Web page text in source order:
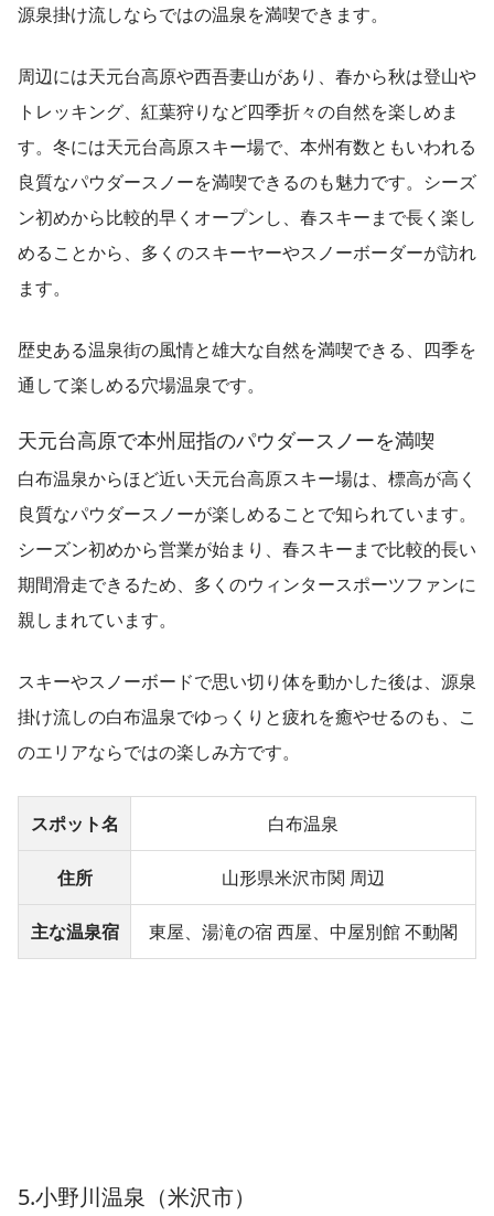
源泉掛け流しならではの温泉を満喫できます。
周辺には天元台高原や西吾妻山があり、春から秋は登山や
トレッキング、紅葉狩りなど四季折々の自然を楽しめま
す。冬には天元台高原スキー場で、本州有数ともいわれる
良質なパウダースノーを満喫できるのも魅力です。シーズ
ン初めから比較的早くオープンし、春スキーまで長く楽し
めることから、多くのスキーヤーやスノーボーダーが訪れ
ます。
歴史ある温泉街の風情と雄大な自然を満喫できる、四季を
通して楽しめる穴場温泉です。
天元台高原で本州屈指のパウダースノーを満喫
白布温泉からほど近い天元台高原スキー場は、標高が高く
良質なパウダースノーが楽しめることで知られています。
シーズン初めから営業が始まり、春スキーまで比較的長い
期間滑走できるため、多くのウィンタースポーツファンに
親しまれています。
スキーやスノーボードで思い切り体を動かした後は、源泉
掛け流しの白布温泉でゆっくりと疲れを癒やせるのも、こ
のエリアならではの楽しみ方です。
スポット名 白布温泉
住所 山形県米沢市関 周辺
主な温泉宿 東屋、湯滝の宿 西屋、中屋別館 不動閣
5.小野川温泉（米沢市）